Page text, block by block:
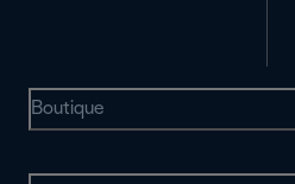
Boutique